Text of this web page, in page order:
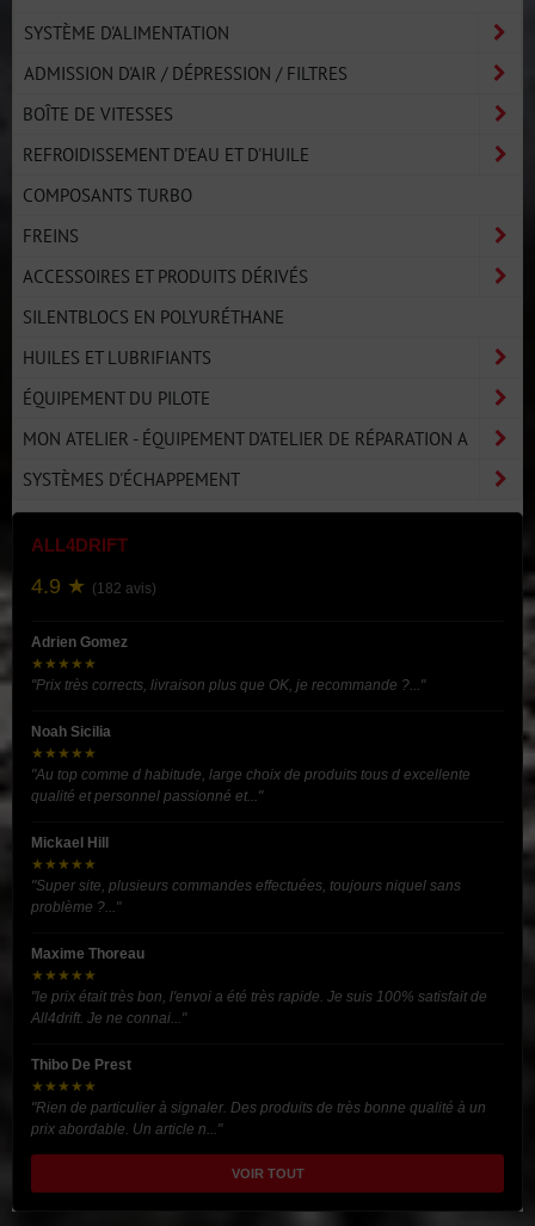
SYSTÈME D'ALIMENTATION
ADMISSION D'AIR / DÉPRESSION / FILTRES
BOÎTE DE VITESSES
REFROIDISSEMENT D'EAU ET D'HUILE
COMPOSANTS TURBO
FREINS
ACCESSOIRES ET PRODUITS DÉRIVÉS
SILENTBLOCS EN POLYURÉTHANE
HUILES ET LUBRIFIANTS
ÉQUIPEMENT DU PILOTE
MON ATELIER - ÉQUIPEMENT D'ATELIER DE RÉPARATION A
SYSTÈMES D'ÉCHAPPEMENT
ALL4DRIFT
4.9 ★ (182 avis)
Adrien Gomez
★★★★★
"Prix très corrects, livraison plus que OK, je recommande ?..."
Noah Sicilia
★★★★★
"Au top comme d habitude, large choix de produits tous d excellente
qualité et personnel passionné et..."
Mickael Hill
★★★★★
"Super site, plusieurs commandes effectuées, toujours niquel sans
problème ?..."
Maxime Thoreau
★★★★★
"le prix était très bon, l'envoi a été très rapide. Je suis 100% satisfait de
All4drift. Je ne connai..."
Thibo De Prest
★★★★★
"Rien de particulier à signaler. Des produits de très bonne qualité à un
prix abordable. Un article n..."
VOIR TOUT